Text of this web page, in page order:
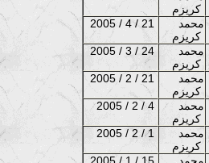
كريزم
2005 / 4 / 21
محمد
كريزم
2005 / 3 / 24
محمد
كريزم
2005 / 2 / 21
محمد
كريزم
2005 / 2 / 4
محمد
كريزم
2005 / 2 / 1
محمد
كريزم